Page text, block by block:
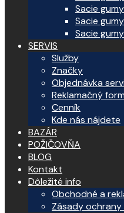
Sacie
Sacie
Sacie
SERVIS
Služby
Značky
Objednávka
Reklamačný
Cenník
Kde nás nájdete
BAZÁR
POŽIČOVŇA
BLOG
Kontakt
Dôležité info
Obchodné a
Zásady